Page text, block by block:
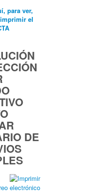
para ver,
el
DE